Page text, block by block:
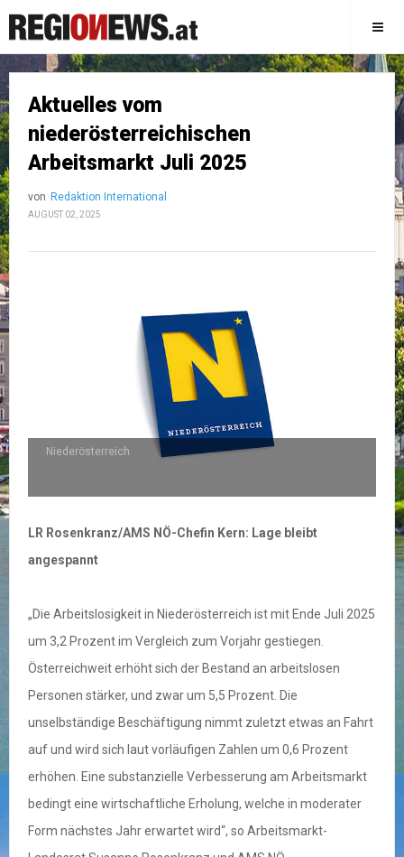
Aktuelles vom
niederösterreichischen
Arbeitsmarkt Juli 2025
von Redaktion International
AUGUST 02, 2025
Niederösterreich
LR Rosenkranz/AMS NÖ-Chefin Kern: Lage bleibt
angespannt
„Die Arbeitslosigkeit in Niederösterreich ist mit Ende Juli 2025
um 3,2 Prozent im Vergleich zum Vorjahr gestiegen.
Österreichweit erhöht sich der Bestand an arbeitslosen
Personen stärker, und zwar um 5,5 Prozent. Die
unselbständige Beschäftigung nimmt zuletzt etwas an Fahrt
auf und wird sich laut vorläufigen Zahlen um 0,6 Prozent
erhöhen. Eine substanzielle Verbesserung am Arbeitsmarkt
bedingt eine wirtschaftliche Erholung, welche in moderater
Form nächstes Jahr erwartet wird“, so Arbeitsmarkt-